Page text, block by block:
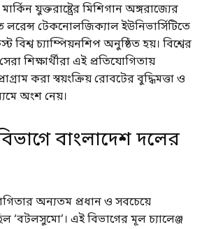
যুক্তরাষ্ট্রের মিশিগান অঙ্গরাজ্যের
লরেন্স টেকনোলজিক্যাল ইউনিভার্সিটিতে
চ্যাম্পিয়নশিপ অনুষ্ঠিত হয়। বিশ্বের
শিক্ষার্থীরা এই প্রতিযোগিতায়
করা স্বয়ংক্রিয় রোবটের বুদ্ধিমত্তা ও
অংশ নেয়।
বাংলাদেশ দলের
অন্যতম প্রধান ও সবচেয়ে
‘বটলসুমো’। এই বিভাগের মূল চ্যালেঞ্জ